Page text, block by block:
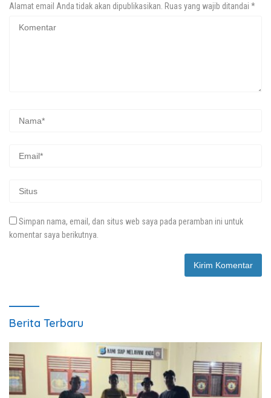
Alamat email Anda tidak akan dipublikasikan. Ruas yang wajib ditandai *
Simpan nama, email, dan situs web saya pada peramban ini untuk
komentar saya berikutnya.
Berita Terbaru